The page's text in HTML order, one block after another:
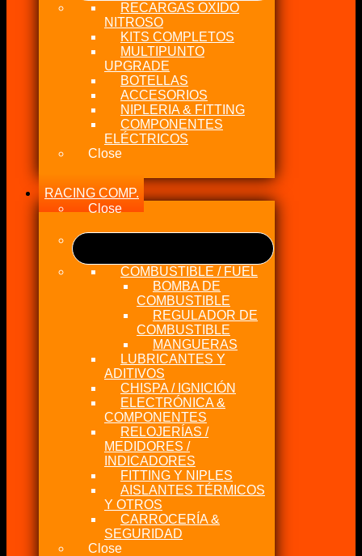
RECARGAS OXIDO
NITROSO
KITS COMPLETOS
MULTIPUNTO
UPGRADE
BOTELLAS
ACCESORIOS
NIPLERIA & FITTING
COMPONENTES
ELÉCTRICOS
Close
RACING COMP.
Close
COMBUSTIBLE / FUEL
BOMBA DE
COMBUSTIBLE
REGULADOR DE
COMBUSTIBLE
MANGUERAS
LUBRICANTES Y
ADITIVOS
CHISPA / IGNICIÓN
ELECTRÓNICA &
COMPONENTES
RELOJERÍAS /
MEDIDORES /
INDICADORES
FITTING Y NIPLES
AISLANTES TÉRMICOS
Y OTROS
CARROCERÍA &
SEGURIDAD
Close